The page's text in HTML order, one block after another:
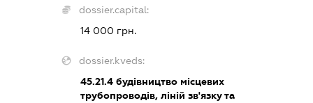
dossier.capital:
14 000 грн.
dossier.kveds:
45.21.4 будівництво місцевих
трубопроводів, ліній зв'язку та